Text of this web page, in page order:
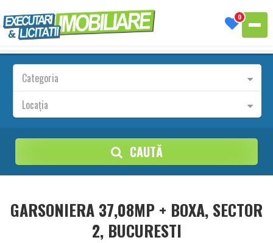
0
Categoria
Locația
CAUTĂ
GARSONIERA 37,08MP + BOXA, SECTOR
2, BUCURESTI